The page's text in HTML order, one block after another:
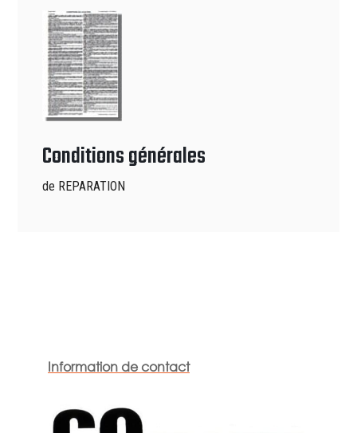
Conditions générales
de REPARATION
Information de contact